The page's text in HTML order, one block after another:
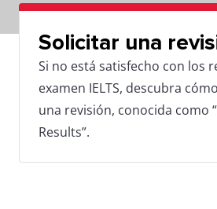
Solicitar una
Si no está satisfecho con los
examen IELTS, descubra
una revisión, conocida como
Results”.